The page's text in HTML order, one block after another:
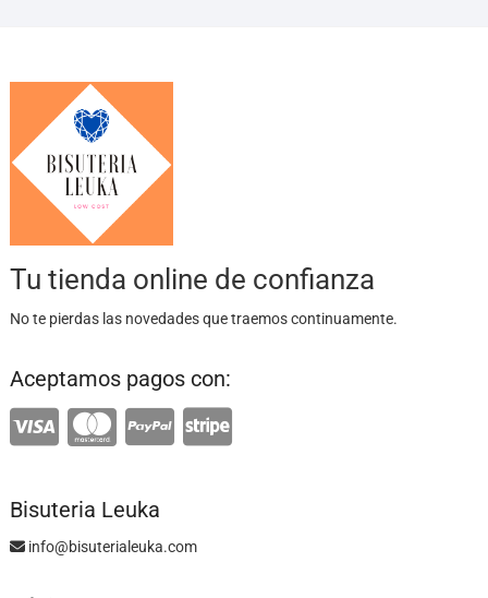
Tu tienda online de confianza
No te pierdas las novedades que traemos continuamente.
Aceptamos pagos con:
Bisuteria Leuka
info@bisuterialeuka.com